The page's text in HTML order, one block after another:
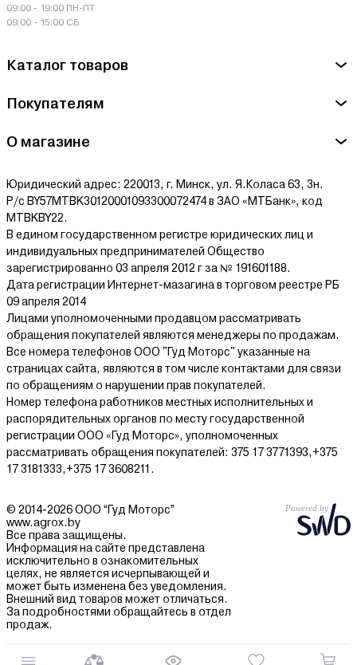
обеспечение работы гидравлических и электрических
систем;
применение в строительных и промышленных установках;
работа в условиях постоянных нагрузок и вибраций.
Кабельные транспортеры востребованы в оборудовании, где
Как выбрать кабельный транспортер
При выборе кабельного транспортера важно учитывать
условия эксплуатации, тип техники и параметры рабочей
нагрузки.
Основные параметры выбора:
Назначение оборудования
защита и перемещение кабелей;
работа в составе тракторов и спецтехники;
использование в промышленном оборудовании;
эксплуатация в условиях повышенной нагрузки.
Совместимость с техникой
модели оборудования и агрегатов, включая
сельскохозяйственные машины.
Конструкция и прочность
Конструктивные особенности определяют устойчивость к
нагрузкам, вибрациям и длительной эксплуатации.
Условия эксплуатации
Каталог товаров
Покупателям
О магазине
Юридический адрес: 220013, г. Минск, ул. Я.Коласа 63, 3н.
Р/с BY57MTBK30120001093300072474 в ЗАО «МТБанк», код
MTBKBY22.
В едином государственном регистре юридических лиц и
индивидуальных предпринимателей Общество
зарегистрированно 03 апреля 2012 г за № 191601188.
Дата регистрации Интернет-мазагина в торговом реестре РБ
09 апреля 2014
Лицами уполномоченными продавцом рассматривать
обращения покупателей являются менеджеры по продажам.
Все номера телефонов ООО "Гуд Моторс" указанные на
страницах сайта, являются в том числе контактами для связи
по обращениям о нарушении прав покупателей.
Номер телефона работников местных исполнительных и
распорядительных органов по месту государственной
регистрации ООО «Гуд Моторс», уполномоченных
рассматривать обращения покупателей: 375 17 3771393,+375
17 3181333,+375 17 3608211.
09:00 - 19:00 ПН-ПТ
09:00 - 15:00 СБ
© 2014-2026 ООО “Гуд Моторс”
www.agrox.by
Все права защищены.
Информация на сайте представлена
исключительно в ознакомительных
целях, не является исчерпывающей и
может быть изменена без уведомления.
Внешний вид товаров может отличаться.
За подробностями обращайтесь в отдел
продаж.